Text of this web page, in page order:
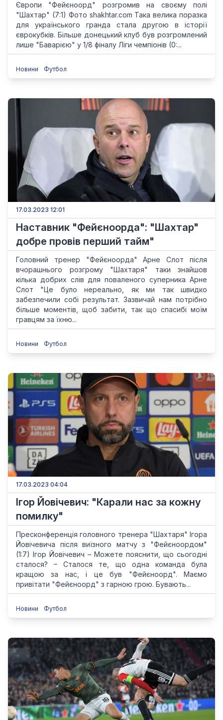
Європи "Фейєноорд" розгромив на своєму полі
"Шахтар" (7:1) Фото shakhtar.com Така велика поразка
для українського гранда стала другою в історії
єврокубків. Більше донецький клуб був розгромлений
лише "Баварією" у 1/8 фіналу Ліги чемпіонів (0:...
Новини Футбол
17.03.2023 12:01
Наставник "Фейєноорда": "Шахтар"
добре провів перший тайм"
Головний тренер "Фейєноорда" Арне Слот після
вчорашнього розгрому "Шахтаря" таки знайшов
кілька добрих слів для поваленого суперника Арне
Слот "Це було нереально, як ми так швидко
забезпечили собі результат. Зазвичай нам потрібно
більше моментів, щоб забити, так що спасибі моїм
гравцям за їхню...
Новини Футбол
17.03.2023 04:04
Ігор Йовічевич: "Карали нас за кожну
помилку"
Пресконференція головного тренера "Шахтаря" Ігора
Йовічевича після виїзного матчу з "Фейєноордом"
(1:7) Ігор Йовічевич – Можете пояснити, що сьогодні
сталося? – Сталося те, що одна команда була
кращою за нас, і це був "Фейєноорд". Маємо
привітати "Фейєноорд" з гарною грою. Бувають...
Новини Футбол